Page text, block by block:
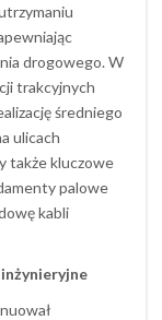
drogowego. W
trakcyjnych
średniego
ulicach
także kluczowe
palowe
kabli